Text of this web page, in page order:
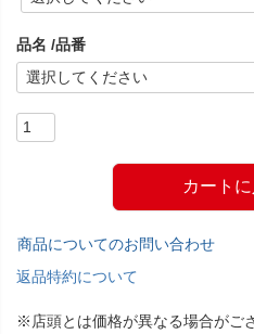
品名 品番
カート
商品についてのお問い合わせ
返品特約について
※店頭とは価格が異なる場合がご